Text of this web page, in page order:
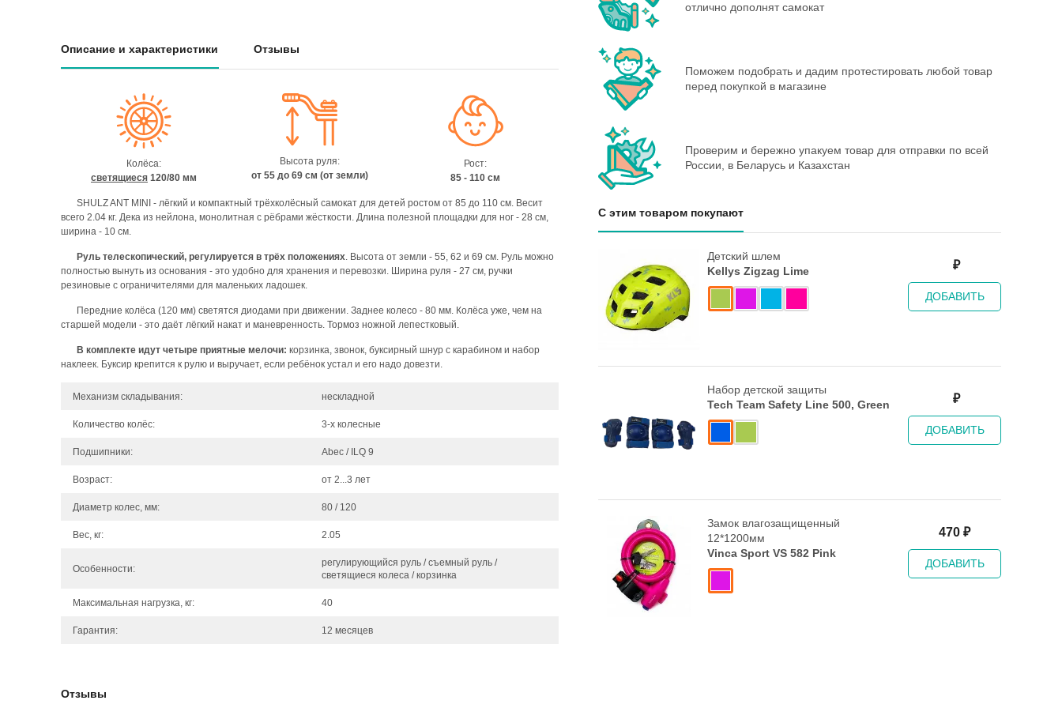
Описание и характеристики Отзывы
Колёса:
светящиеся120/80 мм
Высота руля:
от 55 до 69 см (от земли)
Рост:
85 - 110 см
SHULZ ANT MINI - лёгкий и компактный трёхколёсный самокат для детей ростом от 85 до 110 см. Весит
всего 2.04 кг. Дека из нейлона, монолитная с рёбрами жёсткости. Длина полезной площадки для ног - 28 см,
ширина - 10 см.
Руль телескопический, регулируется в трёх положениях. Высота от земли - 55, 62 и 69 см. Руль можно
полностью вынуть из основания - это удобно для хранения и перевозки. Ширина руля - 27 см, ручки
резиновые с ограничителями для маленьких ладошек.
Передние колёса (120 мм) светятся диодами при движении. Заднее колесо - 80 мм. Колёса уже, чем на
старшей модели - это даёт лёгкий накат и маневренность. Тормоз ножной лепестковый.
В комплекте идут четыре приятные мелочи: корзинка, звонок, буксирный шнур с карабином и набор
наклеек. Буксир крепится к рулю и выручает, если ребёнок устал и его надо довезти.
Механизм складывания: нескладной
Количество колёс: 3-х колесные
Подшипники: Аbec / ILQ 9
Возраст: от 2...3 лет
Диаметр колес, мм: 80 / 120
Вес, кг: 2.05
Особенности:
регулирующийся руль / съемный руль /
светящиеся колеса / корзинка
Максимальная нагрузка, кг: 40
Гарантия: 12 месяцев
Отзывы
отлично дополнят самокат
Поможем подобрать и дадим протестировать любой товар
перед покупкой в магазине
Проверим и бережно упакуем товар для отправки по всей
России, в Беларусь и Казахстан
С этим товаром покупают
Детский шлем
Kellys Zigzag Lime
₽
ДОБАВИТЬ
Набор детской защиты
Tech Team Safety Line 500, Green
₽
ДОБАВИТЬ
Замок влагозащищенный
12*1200мм
Vinca Sport VS 582 Pink
470 ₽
ДОБАВИТЬ